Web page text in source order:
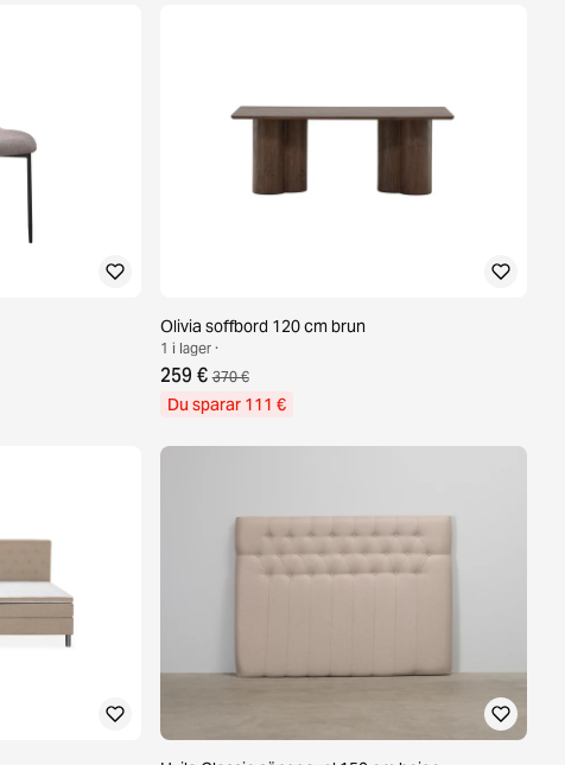
Olivia soffbord 120 cm brun
1 i lager ·
259 € 370 €
Du sparar 111 €